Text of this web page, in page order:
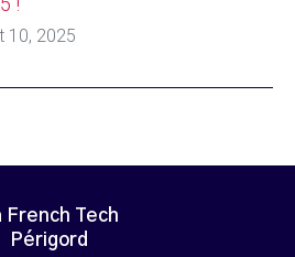
10, 2025
French Tech
Périgord